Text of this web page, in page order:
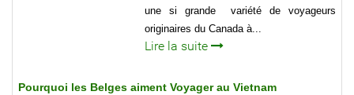
une si grande variété de voyageurs
originaires du Canada à...
Lire la suite
Pourquoi les Belges aiment Voyager au Vietnam